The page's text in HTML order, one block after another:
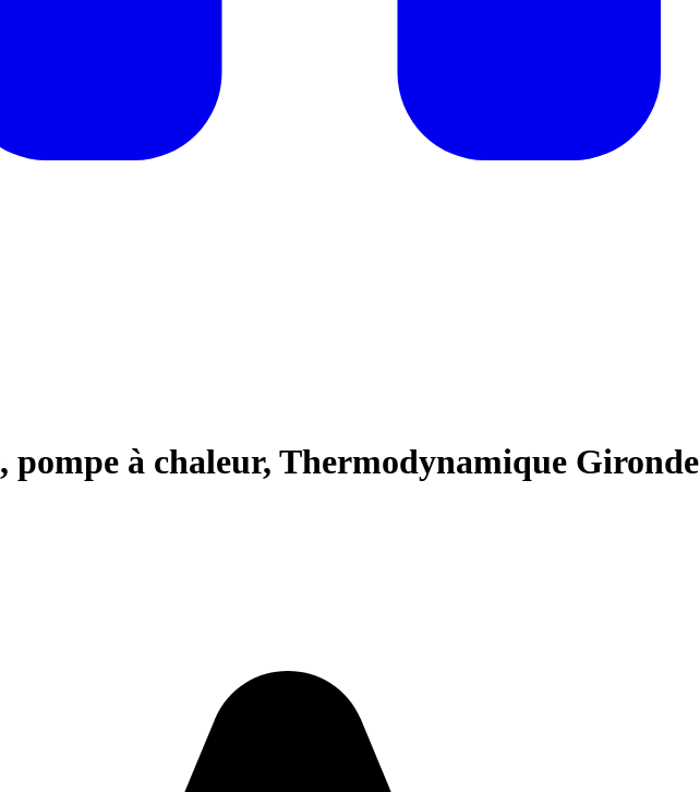
pompe à chaleur, Thermodynamique Gironde